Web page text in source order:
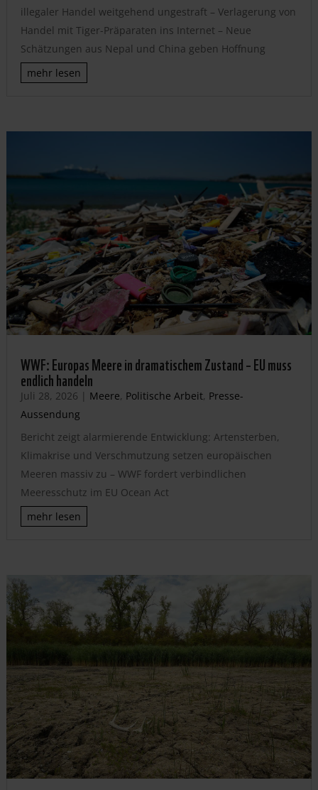
illegaler Handel weitgehend ungestraft – Verlagerung von
Handel mit Tiger-Präparaten ins Internet – Neue
Schätzungen aus Nepal und China geben Hoffnung
mehr lesen
WWF: Europas Meere in dramatischem Zustand – EU muss
endlich handeln
Juli 28, 2026 | Meere, Politische Arbeit, Presse-
Aussendung
Bericht zeigt alarmierende Entwicklung: Artensterben,
Klimakrise und Verschmutzung setzen europäischen
Meeren massiv zu – WWF fordert verbindlichen
Meeresschutz im EU Ocean Act
mehr lesen